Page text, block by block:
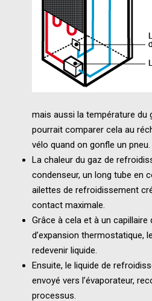
mais aussi la température du
pourrait comparer cela au
vélo quand on gonfle un pneu.
La chaleur du gaz de
condenseur, un long tube en
ailettes de refroidissement
contact maximale.
Grâce à cela et à un capillaire
d’expansion thermostatique,
redevenir liquide.
Ensuite, le liquide de
envoyé vers l’évaporateur,
processus.